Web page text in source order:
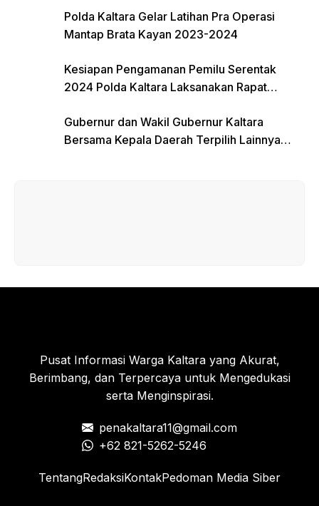
Polda Kaltara Gelar Latihan Pra Operasi
Mantap Brata Kayan 2023-2024
Kesiapan Pengamanan Pemilu Serentak
2024 Polda Kaltara Laksanakan Rapat
Gubernur dan Wakil Gubernur Kaltara
Bersama Kepala Daerah Terpilih Lainnya
Pusat Informasi Warga Kaltara yang Akurat,
Berimbang, dan Terpercaya untuk Mengedukasi
serta Menginspirasi.
penakaltara11@gmail.com
+62 821-5262-5246
TentangRedaksiKontakPedoman Media Siber